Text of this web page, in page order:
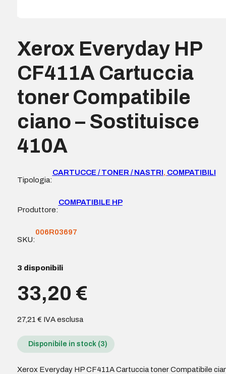
Xerox Everyday HP
CF411A Cartuccia
toner Compatibile
ciano – Sostituisce
410A
Tipologia:
CARTUCCE / TONER / NASTRI, COMPATIBILI
Produttore:
COMPATIBILE HP
SKU:
006R03697
3 disponibili
33,20 €
27,21 € IVA esclusa
Disponibile in stock (3)
Xerox Everyday HP CF411A Cartuccia toner Compatibile